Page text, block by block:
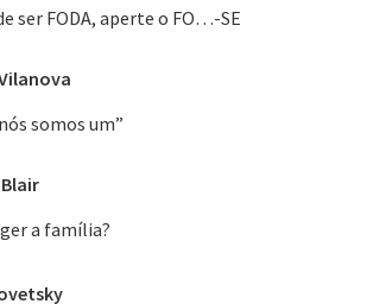
ser FODA, aperte o FO…-SE
somos um”
a família?